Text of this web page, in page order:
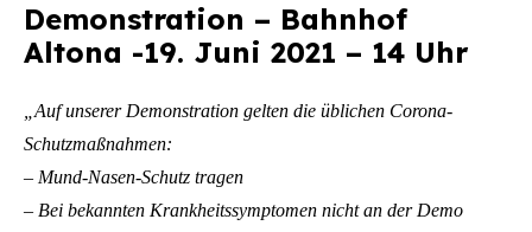
Demonstration – Bahnhof
Altona -19. Juni 2021 – 14 Uhr
„Auf unserer Demonstration gelten die üblichen Corona-
Schutzmaßnahmen:
– Mund-Nasen-Schutz tragen
– Bei bekannten Krankheitssymptomen nicht an der Demo